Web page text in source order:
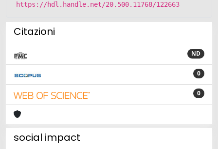
https://hdl.handle.net/20.500.11768/122663
Citazioni
ND
0
0
social impact